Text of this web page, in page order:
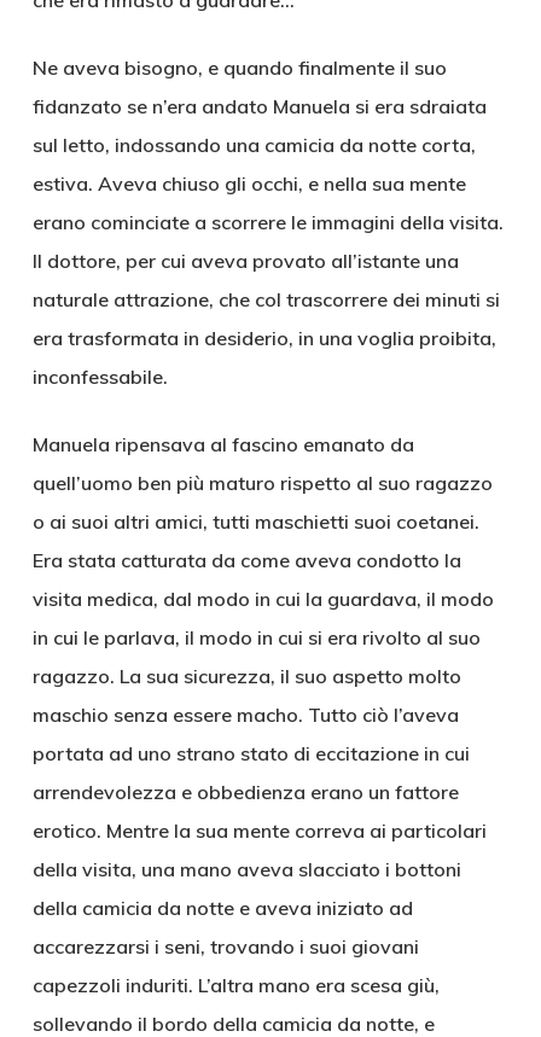
Ne aveva bisogno, e quando finalmente il suo
fidanzato se n’era andato Manuela si era sdraiata
sul letto, indossando una camicia da notte corta,
estiva. Aveva chiuso gli occhi, e nella sua mente
erano cominciate a scorrere le immagini della visita.
Il dottore, per cui aveva provato all’istante una
naturale attrazione, che col trascorrere dei minuti si
era trasformata in desiderio, in una voglia proibita,
inconfessabile.
Manuela ripensava al fascino emanato da
quell’uomo ben più maturo rispetto al suo ragazzo
o ai suoi altri amici, tutti maschietti suoi coetanei.
Era stata catturata da come aveva condotto la
visita medica, dal modo in cui la guardava, il modo
in cui le parlava, il modo in cui si era rivolto al suo
ragazzo. La sua sicurezza, il suo aspetto molto
maschio senza essere macho. Tutto ciò l’aveva
portata ad uno strano stato di eccitazione in cui
arrendevolezza e obbedienza erano un fattore
erotico. Mentre la sua mente correva ai particolari
della visita, una mano aveva slacciato i bottoni
della camicia da notte e aveva iniziato ad
accarezzarsi i seni, trovando i suoi giovani
capezzoli induriti. L’altra mano era scesa giù,
sollevando il bordo della camicia da notte, e